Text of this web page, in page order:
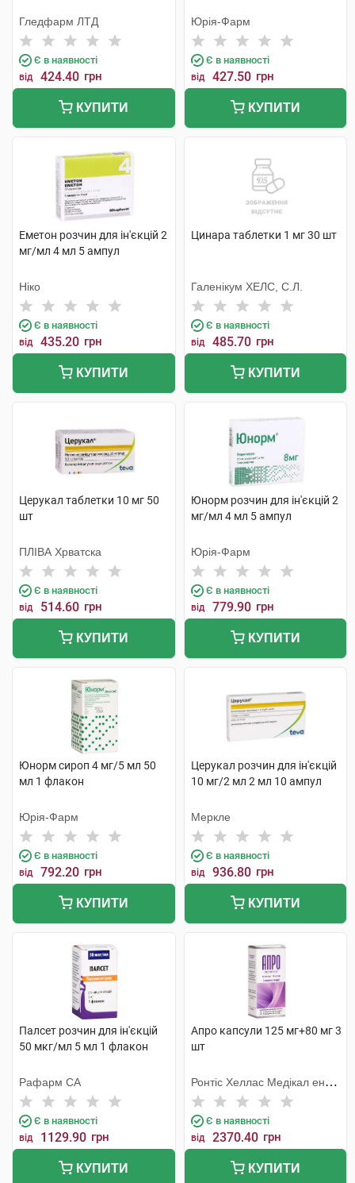
Гледфарм ЛТД
Є в наявності
від 424.40 грн
КУПИТИ
Юрія-Фарм
Є в наявності
від 427.50 грн
КУПИТИ
Еметон розчин для ін'єкцій 2
мг/мл 4 мл 5 ампул
Ніко
Є в наявності
від 435.20 грн
КУПИТИ
Цинара таблетки 1 мг 30 шт
Галенікум ХЕЛС, С.Л.
Є в наявності
від 485.70 грн
КУПИТИ
Церукал таблетки 10 мг 50
шт
ПЛІВА Хрватска
Є в наявності
від 514.60 грн
КУПИТИ
Юнорм розчин для ін'єкцій 2
мг/мл 4 мл 5 ампул
Юрія-Фарм
Є в наявності
від 779.90 грн
КУПИТИ
Юнорм сироп 4 мг/5 мл 50
мл 1 флакон
Юрія-Фарм
Є в наявності
від 792.20 грн
КУПИТИ
Церукал розчин для ін'єкцій
10 мг/2 мл 2 мл 10 ампул
Меркле
Є в наявності
від 936.80 грн
КУПИТИ
Палсет розчин для ін'єкцій
50 мкг/мл 5 мл 1 флакон
Рафарм СА
Є в наявності
від 1129.90 грн
КУПИТИ
Апро капсули 125 мг+80 мг 3
шт
Ронтіс Хеллас Медікал енд
Фармасьютікал Продактс
С.А.
Є в наявності
від 2370.40 грн
КУПИТИ